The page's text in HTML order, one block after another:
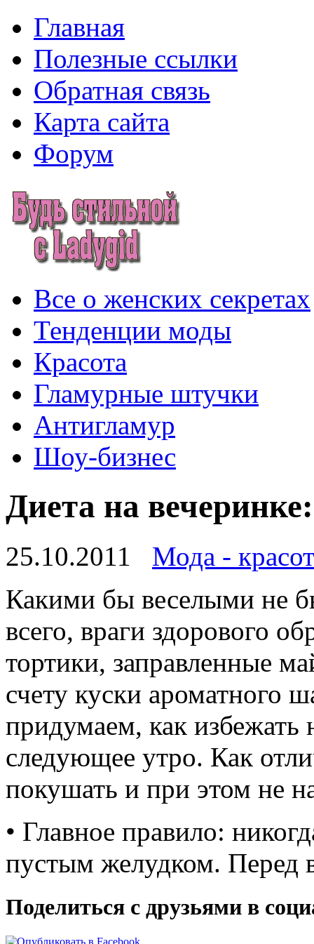
Главная
Полезные ссылки
Обратная связь
Карта сайта
Форум
Все о женских секретах
Тенденции моды
Красота
Гламурные штучки
Антигламур
Шоу-бизнес
Диета на
25.10.2011
Мода -
Какими бы веселыми не
всего, враги здорового
тортики, заправленные
счету куски ароматного
придумаем, как
следующее утро. Как
покушать и при этом не
• Главное правило:
пустым желудком. Перед
Поделиться с друзьями в